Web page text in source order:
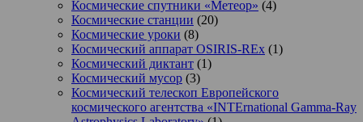
Космические спутники «Метеор» (4)
Космические станции (20)
Космические уроки (8)
Космический аппарат OSIRIS-REx (1)
Космический диктант (1)
Космический мусор (3)
Космический телескоп Европейского
космического агентства «INTErnational Gamma-Ray